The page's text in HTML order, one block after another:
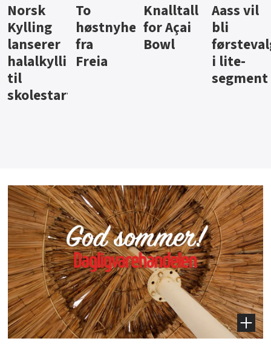
Knalltall
for Açai
Bowl
Aass vil
bli
førstevalg
i lite-
Brus og
jus fra
Berentsen
Hard
iste fra
Hansa